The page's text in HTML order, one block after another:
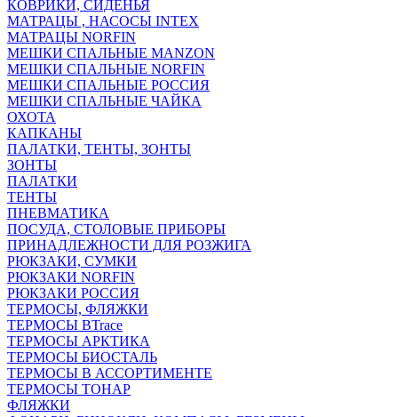
КОВРИКИ, СИДЕНЬЯ
МАТРАЦЫ , НАСОСЫ INTEX
МАТРАЦЫ NORFIN
МЕШКИ СПАЛЬНЫЕ MANZON
МЕШКИ СПАЛЬНЫЕ NORFIN
МЕШКИ СПАЛЬНЫЕ РОССИЯ
МЕШКИ СПАЛЬНЫЕ ЧАЙКА
ОХОТА
КАПКАНЫ
ПАЛАТКИ, ТЕНТЫ, ЗОНТЫ
ЗОНТЫ
ПАЛАТКИ
ТЕНТЫ
ПНЕВМАТИКА
ПОСУДА, СТОЛОВЫЕ ПРИБОРЫ
ПРИНАДЛЕЖНОСТИ ДЛЯ РОЗЖИГА
РЮКЗАКИ, СУМКИ
РЮКЗАКИ NORFIN
РЮКЗАКИ РОССИЯ
ТЕРМОСЫ, ФЛЯЖКИ
ТЕРМОСЫ BTrace
ТЕРМОСЫ АРКТИКА
ТЕРМОСЫ БИОСТАЛЬ
ТЕРМОСЫ В АССОРТИМЕНТЕ
ТЕРМОСЫ ТОНАР
ФЛЯЖКИ